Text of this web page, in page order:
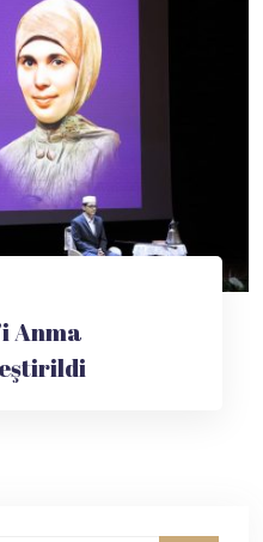
Anma